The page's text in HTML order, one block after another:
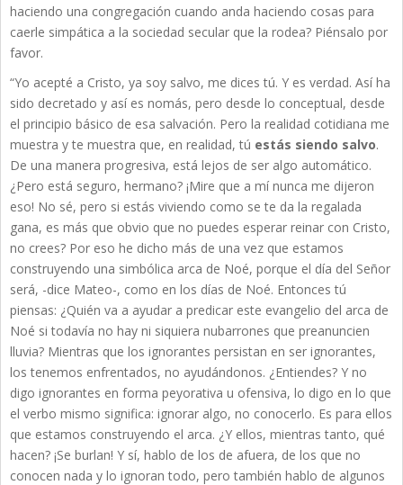
haciendo una congregación cuando anda haciendo cosas para
caerle simpática a la sociedad secular que la rodea? Piénsalo por
favor.
“Yo acepté a Cristo, ya soy salvo, me dices tú. Y es verdad. Así ha
sido decretado y así es nomás, pero desde lo conceptual, desde
el principio básico de esa salvación. Pero la realidad cotidiana me
muestra y te muestra que, en realidad, tú estás siendo salvo.
De una manera progresiva, está lejos de ser algo automático.
¿Pero está seguro, hermano? ¡Mire que a mí nunca me dijeron
eso! No sé, pero si estás viviendo como se te da la regalada
gana, es más que obvio que no puedes esperar reinar con Cristo,
no crees? Por eso he dicho más de una vez que estamos
construyendo una simbólica arca de Noé, porque el día del Señor
será, -dice Mateo-, como en los días de Noé. Entonces tú
piensas: ¿Quién va a ayudar a predicar este evangelio del arca de
Noé si todavía no hay ni siquiera nubarrones que preanuncien
lluvia? Mientras que los ignorantes persistan en ser ignorantes,
los tenemos enfrentados, no ayudándonos. ¿Entiendes? Y no
digo ignorantes en forma peyorativa u ofensiva, lo digo en lo que
el verbo mismo significa: ignorar algo, no conocerlo. Es para ellos
que estamos construyendo el arca. ¿Y ellos, mientras tanto, qué
hacen? ¡Se burlan! Y sí, hablo de los de afuera, de los que no
conocen nada y lo ignoran todo, pero también hablo de algunos